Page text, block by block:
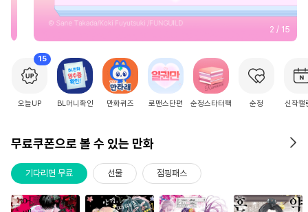
2 / 15
15
오늘UP BL머니확인 만화퀴즈 로맨스단편 순정스타터팩 순정 신작캘
무료쿠폰으로 볼 수 있는 만화
기다리면 무료 선물 점핑패스